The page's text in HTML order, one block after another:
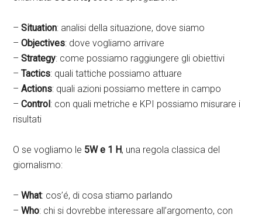
–Situation: analisi della situazione, dove siamo
–Objectives: dove vogliamo arrivare
–Strategy: come possiamo raggiungere gli obiettivi
–Tactics: quali tattiche possiamo attuare
–Actions: quali azioni possiamo mettere in campo
–Control : con quali metriche e KPI possiamo misurare i
risultati
O se vogliamo le 5W e 1 H, una regola classica del
giornalismo:
–What: cos’é, di cosa stiamo parlando
–Who: chi si dovrebbe interessare all’argomento, con